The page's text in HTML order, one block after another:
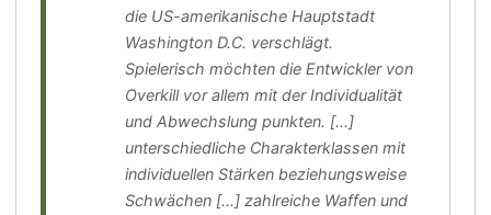
die US-amerikanische Hauptstadt
Washington D.C. verschlägt.
Spielerisch möchten die Entwickler von
Overkill vor allem mit der Individualität
und Abwechslung punkten. [...]
unterschiedliche Charakterklassen mit
individuellen Stärken beziehungsweise
Schwächen [...] zahlreiche Waffen und